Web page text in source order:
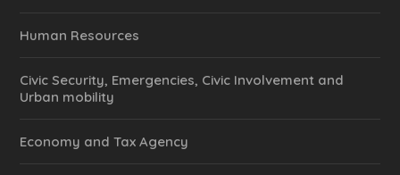
Human Resources
Civic Security, Emergencies, Civic Involvement and
Urban mobility
Economy and Tax Agency